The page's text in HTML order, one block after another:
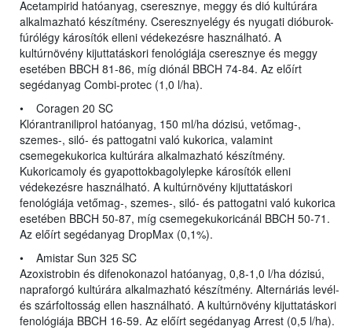
Acetampirid hatóanyag, cseresznye, meggy és dió kultúrára
alkalmazható készítmény. Cseresznyelégy és nyugati dióburok-
fúrólégy károsítók elleni védekezésre használható. A
kultúrnövény kijuttatáskori fenológiája cseresznye és meggy
esetében BBCH 81-86, míg diónál BBCH 74-84. Az előírt
segédanyag Combi-protec (1,0 l/ha).
• Coragen 20 SC
Klórantraniliprol hatóanyag, 150 ml/ha dózisú, vetőmag-,
szemes-, siló- és pattogatni való kukorica, valamint
csemegekukorica kultúrára alkalmazható készítmény.
Kukoricamoly és gyapottokbagolylepke károsítók elleni
védekezésre használható. A kultúrnövény kijuttatáskori
fenológiája vetőmag-, szemes-, siló- és pattogatni való kukorica
esetében BBCH 50-87, míg csemegekukoricánál BBCH 50-71.
Az előírt segédanyag DropMax (0,1%).
• Amistar Sun 325 SC
Azoxistrobin és difenokonazol hatóanyag, 0,8-1,0 l/ha dózisú,
napraforgó kultúrára alkalmazható készítmény. Alternáriás levél-
és szárfoltosság ellen használható. A kultúrnövény kijuttatáskori
fenológiája BBCH 16-59. Az előírt segédanyag Arrest (0,5 l/ha).